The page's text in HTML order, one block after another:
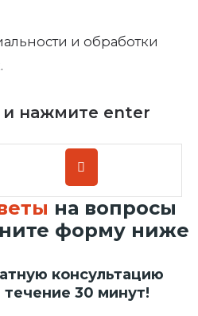
и обработки
и нажмите enter
на вопросы
форму ниже
консультацию
течение 30 минут!